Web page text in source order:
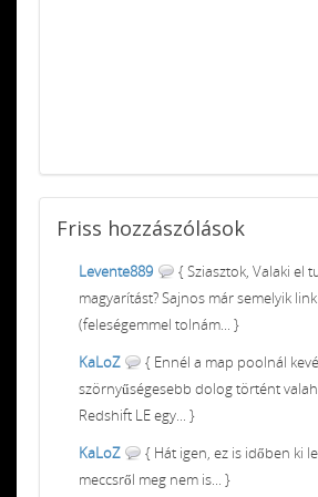
Friss hozzászólások
Levente889
{ Sziasztok, Valaki el
magyarítást? Sajnos már semelyik
(feleségemmel tolnám... }
KaLoZ
{ Ennél a map poolnál
szörnyűségesebb dolog történt
Redshift LE egy... }
KaLoZ
{ Hát igen, ez is időben ki
meccsről meg nem is... }